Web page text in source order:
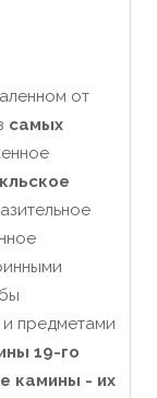
от
самых
предметами
19-го
камины - их